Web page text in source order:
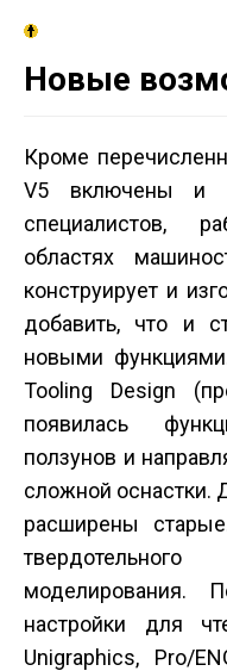
Новые
Кроме
V5 включены и
специалистов,
областях
конструирует и
добавить, что и
новыми
Tooling Design
появилась
ползунов и
сложной оснастки.
расширены
моделирования.
настройки для
Unigraphics, Pro/